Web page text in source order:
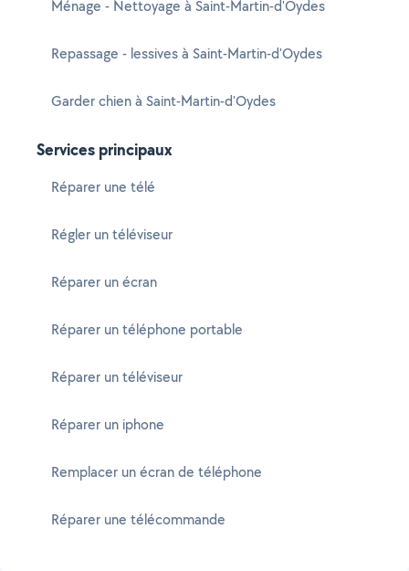
Ménage - Nettoyage à Saint-Martin-d'Oydes
Repassage - lessives à Saint-Martin-d'Oydes
Garder chien à Saint-Martin-d'Oydes
Services principaux
Réparer une télé
Régler un téléviseur
Réparer un écran
Réparer un téléphone portable
Réparer un téléviseur
Réparer un iphone
Remplacer un écran de téléphone
Réparer une télécommande